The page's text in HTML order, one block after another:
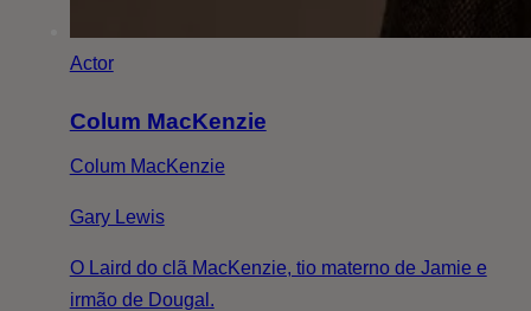
Actor
Colum MacKenzie
Colum MacKenzie
Gary Lewis
O Laird do clã MacKenzie, tio materno de Jamie e
irmão de Dougal.